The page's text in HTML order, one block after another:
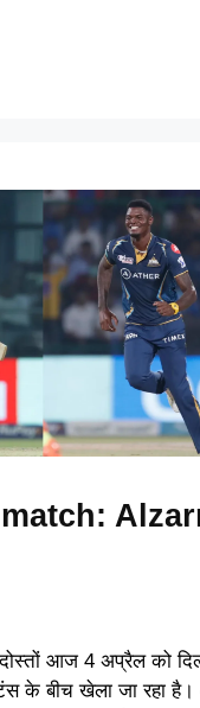
आज 4 अप्रैल को
के बीच खेला जा रहा